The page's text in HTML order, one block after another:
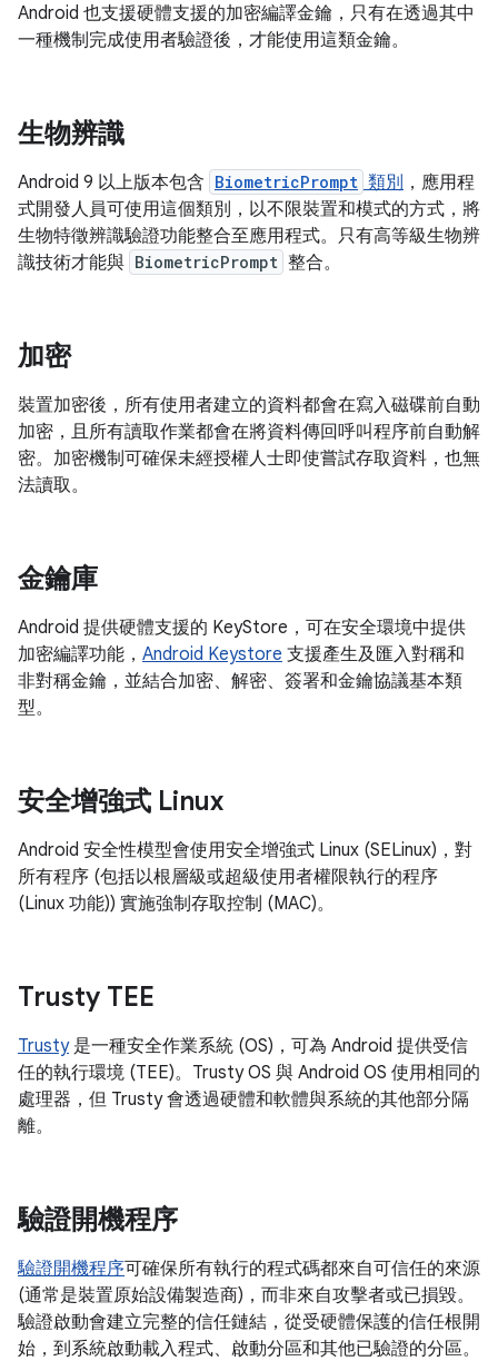
Android 也支援硬體支援的加密編譯金鑰，只有在透過其中
一種機制完成使用者驗證後，才能使用這類金鑰。
生物辨識
Android 9 以上版本包含 BiometricPrompt 類別 ，應用程
式開發人員可使用這個類別，以不限裝置和模式的方式，將
生物特徵辨識驗證功能整合至應用程式。只有高等級生物辨
識技術才能與 BiometricPrompt 整合。
加密
裝置加密後，所有使用者建立的資料都會在寫入磁碟前自動
加密，且所有讀取作業都會在將資料傳回呼叫程序前自動解
密。加密機制可確保未經授權人士即使嘗試存取資料，也無
法讀取。
金鑰庫
Android 提供硬體支援的 KeyStore，可在安全環境中提供
加密編譯功能， Android Keystore 支援產生及匯入對稱和
非對稱金鑰，並結合加密、解密、簽署和金鑰協議基本類
型。
安全增強式 Linux
Android 安全性模型會使用安全增強式 Linux (SELinux)，對
所有程序 (包括以根層級或超級使用者權限執行的程序
(Linux 功能)) 實施強制存取控制 (MAC)。
Trusty TEE
Trusty是一種安全作業系統 (OS)，可為 Android 提供受信
任的執行環境 (TEE)。Trusty OS 與 Android OS 使用相同的
處理器，但 Trusty 會透過硬體和軟體與系統的其他部分隔
離。
驗證開機程序
驗證開機程序可確保所有執行的程式碼都來自可信任的來源
(通常是裝置原始設備製造商)，而非來自攻擊者或已損毀。
驗證啟動會建立完整的信任鏈結，從受硬體保護的信任根開
始，到系統啟動載入程式、啟動分區和其他已驗證的分區。